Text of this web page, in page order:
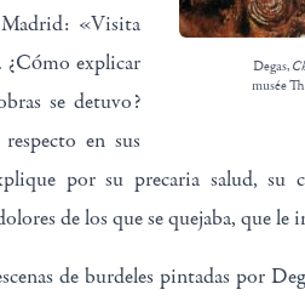
Degas,
musée
Madrid: «Visita
¿Cómo explicar
se detuvo?
en sus
por su precaria salud, su
de los que se quejaba, que
de burdeles pintadas por